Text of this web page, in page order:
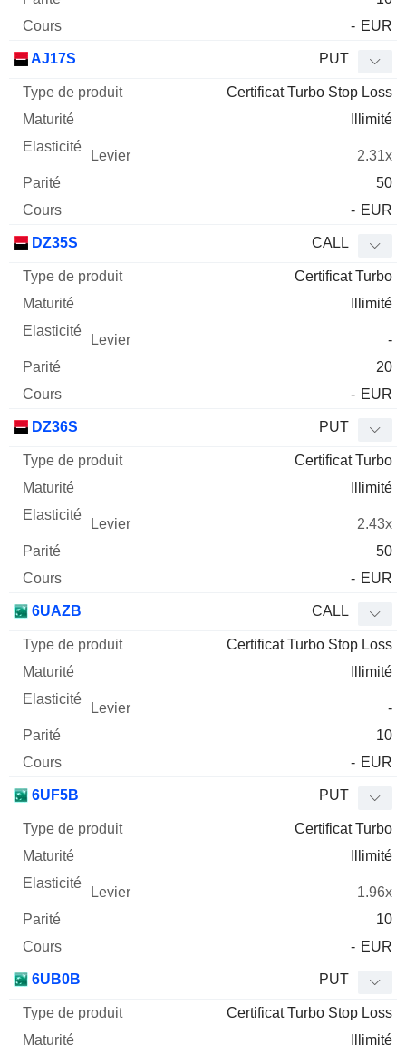
- EUR
AJ17S PUT
Certificat Turbo Stop Loss
Illimité
2.31x
50
- EUR
DZ35S CALL
Certificat Turbo
Illimité
-
20
- EUR
DZ36S PUT
Certificat Turbo
Illimité
2.43x
50
- EUR
6UAZB CALL
Certificat Turbo Stop Loss
Illimité
-
10
- EUR
6UF5B PUT
Certificat Turbo
Illimité
1.96x
10
- EUR
6UB0B PUT
Certificat Turbo Stop Loss
Illimité